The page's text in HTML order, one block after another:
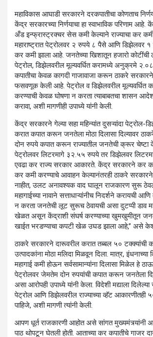
महाविकास आघाडी सरकारने दरकपातीचा कोणताच
केंद्र सरकारच्या निर्णयाचा हा स्वाभाविक परिणाम
अँड इन्फ्रास्ट्रक्चर सेस कमी केल्याने राज्याचा कर
महाराष्ट्रात पेट्रोलवर २ रुपये ८ पैसे आणि डिझेलवर
कर कमी झाला आहे. जनतेच्या खिशातून हजारो
पेट्रोल, डिझेलवरील मूल्यवर्धित करामध्ये अनुक्रमे
कपातीचा केवळ कागदी गाजावाजा करून ठाकरे
फसवणूक केली आहे. पेट्रोल व डिझेलवरील मूल्यवर्धित
करण्याची केवळ घोषणा न करता त्याबाबतचा शासन
करावा, अशी मागणीही उपाध्ये यांनी केली.
केंद्र सरकारने गेल्या सहा महिन्यांत दुसऱ्यांदा पेट्रोल-
करात कपात करून जनतेला मोठा दिलासा दिल्यावर
दोन रुपये कपात करून राज्यातील जनतेची क्रूर चेष्टा
पेट्रोलवर लिटरमागे ३२.५५ रुपये तर डिझेलवर
एवढा कर राज्य सरकार आकारते. केंद्र सरकारने कर
कर कमी करण्याचे आवाहन केल्यानंतरही ठाकरे
नाहीत, उलट अनावश्यक वाद घालून राजकारण सुरू
महागाईच्या नावाने सत्ताधाऱ्यांनीच निदर्शने करायची
न करता जनतेची लूट सुरूच ठेवायची असा दुटप्पी डाव
खेळत असून केंद्राशी संघर्ष करण्याच्या खुमखुमीतून
खाईत भरडण्याचा कपटी खेळ उघड झाला आहे,” असे
ठाकरे सरकारने दारूवरील करात तब्बल ५० टक्क्यांची
उत्पादकांना मोठा मलिदा मिळवून दिला. मात्र, इंधनाच्या
महागाई कमी होऊन सर्वसामान्यांना दिलासा मिळेल हे
पेट्रोलवर जेमतेम दोन रुपयांची कपात करून जनतेला
असा आरोपही उपाध्ये यांनी केला. विदेशी मद्याला
पेट्रोल आणि डिझेलवरील राज्याच्या व्हॅट आकारणीतही
पाहिजे, अशी मागणी त्यांनी केली.
आपण धूर्त राजकारणी आहोत असे सांगत मुख्यमंत्र्यांनी
पाठ थोपटून घेतली होती. आताच्या कर कपातीचे गाजर